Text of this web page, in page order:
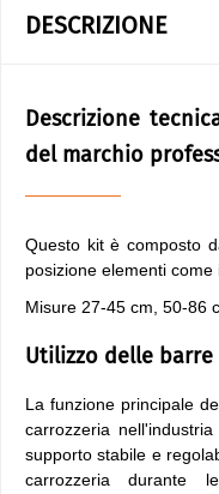
DESCRIZIONE
Descrizione
del marchio
Questo kit è composto
posizione elementi come
Misure 27-45 cm, 50-86
Utilizzo delle barre
La funzione principale
carrozzeria
supporto stabile e
carrozzeria durante